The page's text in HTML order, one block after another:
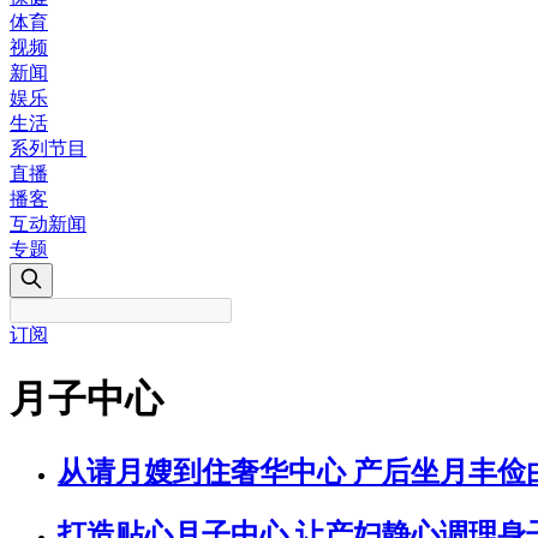
体育
视频
新闻
娱乐
生活
系列节目
直播
播客
互动新闻
专题
订阅
月子中心
从请月嫂到住奢华中心 产后坐月丰俭